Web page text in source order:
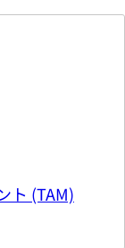
ト (TAM)